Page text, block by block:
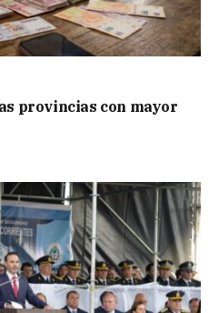
provincias con mayor